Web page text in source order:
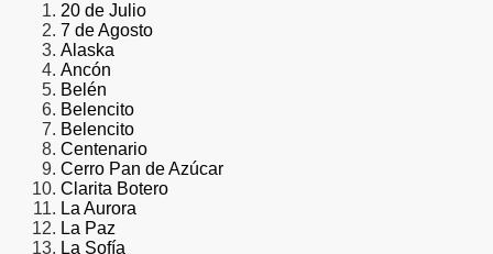
20 de Julio
7 de Agosto
Alaska
Ancón
Belén
Belencito
Belencito
Centenario
Cerro Pan de Azúcar
Clarita Botero
La Aurora
La Paz
La Sofía